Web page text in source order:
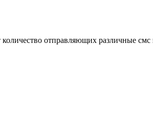
отправляющих различные